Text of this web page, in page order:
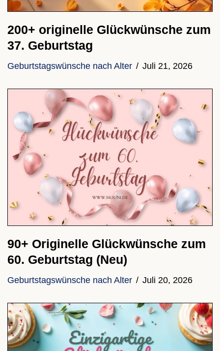
200+ originelle Glückwünsche zum
37. Geburtstag
Geburtstagswünsche nach Alter Juli 21, 2026
90+ Originelle Glückwünsche zum
60. Geburtstag (Neu)
Geburtstagswünsche nach Alter Juli 20, 2026